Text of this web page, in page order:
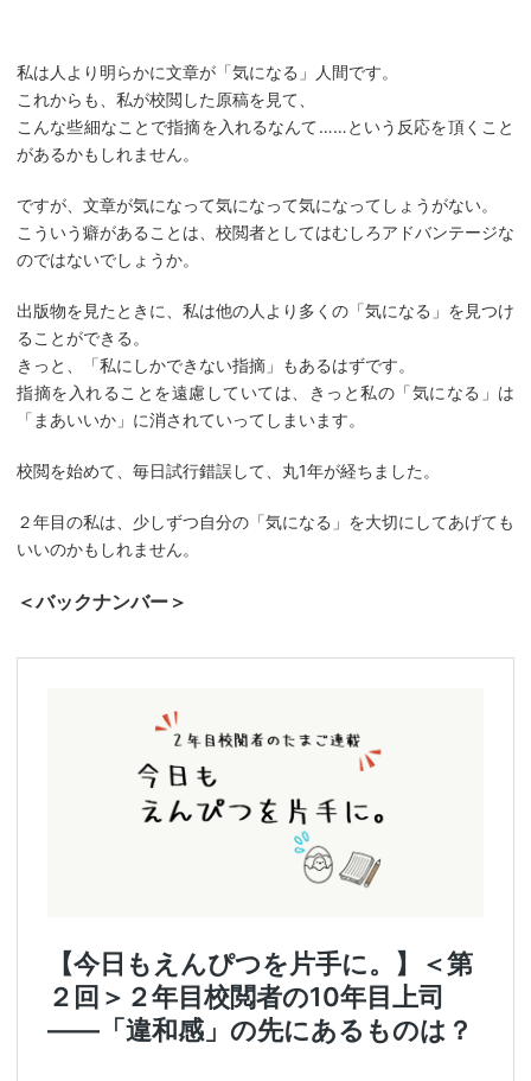
私は人より明らかに文章が「気になる」人間です。
これからも、私が校閲した原稿を見て、
こんな些細なことで指摘を入れるなんて……という反応を頂くこと
があるかもしれません。
ですが、文章が気になって気になって気になってしょうがない。
こういう癖があることは、校閲者としてはむしろアドバンテージな
のではないでしょうか。
出版物を見たときに、私は他の人より多くの「気になる」を見つけ
ることができる。
きっと、「私にしかできない指摘」もあるはずです。
指摘を入れることを遠慮していては、きっと私の「気になる」は
「まあいいか」に消されていってしまいます。
校閲を始めて、毎日試行錯誤して、丸1年が経ちました。
２年目の私は、少しずつ自分の「気になる」を大切にしてあげても
いいのかもしれません。
＜バックナンバー＞